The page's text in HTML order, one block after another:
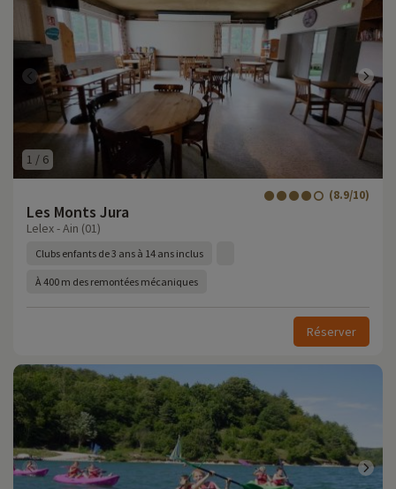
1 / 6
Les Monts Jura
(8.9/10)
Lelex - Ain (01)
Clubs enfants de 3 ans à 14 ans inclus
À 400 m des remontées mécaniques
Réserver